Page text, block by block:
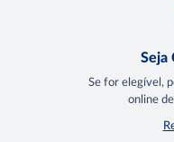
Seja
Se for elegível,
online